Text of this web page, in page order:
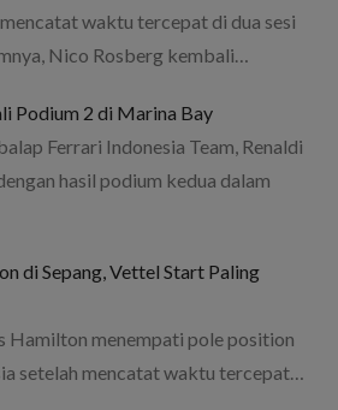
waktu tercepat di dua sesi
Nico Rosberg kembali…
Podium 2 di Marina Bay
Ferrari Indonesia Team, Renaldi
hasil podium kedua dalam
di Sepang, Vettel Start Paling
Hamilton menempati pole position
setelah mencatat waktu tercepat…